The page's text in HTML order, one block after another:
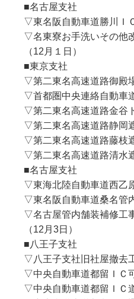
■名古屋支社
▽東名阪自動車道勝川Ｉ
▽名東寮お手洗いその他
（12月１日）
■東京支社
▽第二東名高速道路御殿
▽首都圏中央連絡自動車
▽第二東名高速道路金谷
▽第二東名高速道路静岡
▽第二東名高速道路藤枝
▽第二東名高速道路清水
■名古屋支社
▽東海北陸自動車道西乙
▽東名阪自動車道桑名管
▽名古屋管内舗装補修工
（12月3日）
■八王子支社
▽八王子支社旧社屋撤去
▽中央自動車道都留ＩＣ
▽中央自動車道都留ＩＣ